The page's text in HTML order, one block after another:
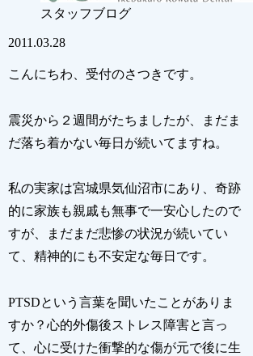
スタッフブログ
2011.03.28
こんにちわ、受付のさつきです。
震災から２週間がたちましたが、まだま
だ落ち着かない毎日が続いてますね。
私の実家は宮城県気仙沼市にあり、奇跡
的に家族も親戚も無事で一安心したので
すが、まだまだ悲惨の状況が続いてい
て、精神的にも不安定な毎日です。
PTSDという言葉を聞いたことがありま
すか？心的外傷後ストレス障害と言っ
て、心に受けた衝撃的な傷が元で後に生